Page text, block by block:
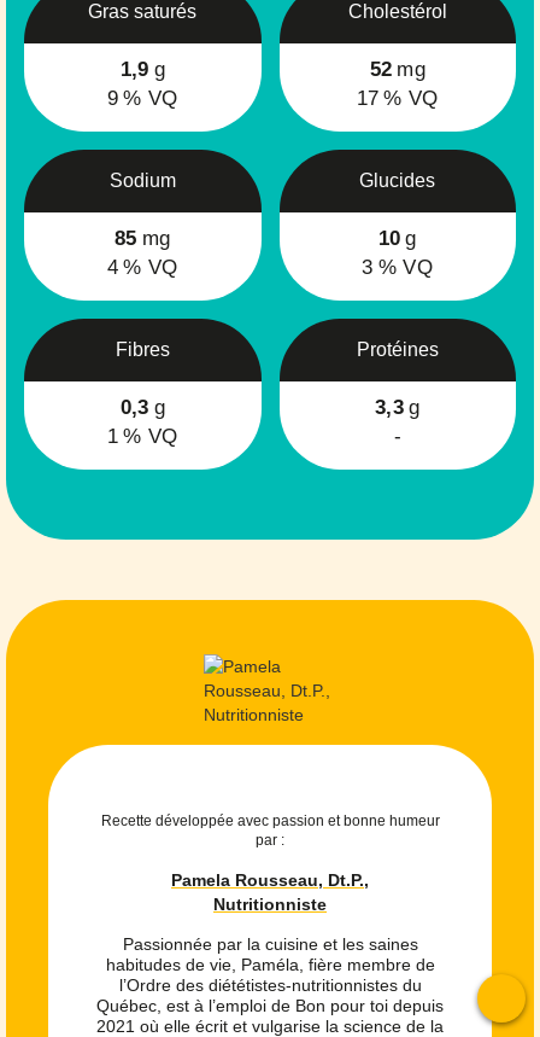
Gras saturés
1,9 g
9 % VQ
Cholestérol
52 mg
17 % VQ
Sodium
85 mg
4 % VQ
Glucides
10 g
3 % VQ
Fibres
0,3 g
1 % VQ
Protéines
3,3 g
-
Recette développée avec passion et bonne humeur
par :
Pamela Rousseau, Dt.P.,
Nutritionniste
Passionnée par la cuisine et les saines
habitudes de vie, Paméla, fière membre de
l’Ordre des diététistes-nutritionnistes du
Québec, est à l’emploi de Bon pour toi depuis
2021 où elle écrit et vulgarise la science de la